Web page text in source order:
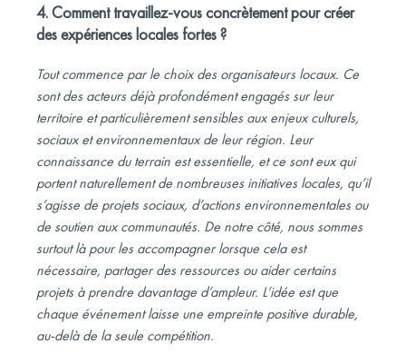
4. Comment travaillez-vous concrètement pour créer
des expériences locales fortes ?
Tout commence par le choix des organisateurs locaux. Ce
sont des acteurs déjà profondément engagés sur leur
territoire et particulièrement sensibles aux enjeux culturels,
sociaux et environnementaux de leur région. Leur
connaissance du terrain est essentielle, et ce sont eux qui
portent naturellement de nombreuses initiatives locales, qu’il
s’agisse de projets sociaux, d’actions environnementales ou
de soutien aux communautés. De notre côté, nous sommes
surtout là pour les accompagner lorsque cela est
nécessaire, partager des ressources ou aider certains
projets à prendre davantage d’ampleur. L’idée est que
chaque événement laisse une empreinte positive durable,
au-delà de la seule compétition.